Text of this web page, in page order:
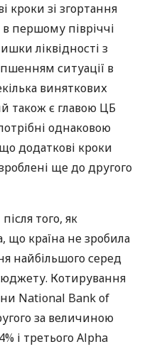
зі згортання
першому півріччі
ліквідності з
ситуації в
виняткових
також є главою ЦБ
однаковою
додаткові кроки
ще до другого
того, як
що країна не зробила
найбільшого серед
Котирування
National Bank of
за величиною
і третього Alpha